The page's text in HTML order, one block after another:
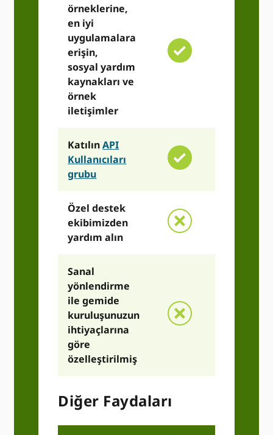
örneklerine,
en iyi
uygulamalara
erişin,
sosyal yardım
kaynakları ve
örnek
iletişimler
KatılınAPI
Kullanıcıları
grubu
Özel destek
ekibimizden
yardım alın
Sanal
yönlendirme
ile gemide
kuruluşunuzun
ihtiyaçlarına
göre
özelleştirilmiş
Diğer Faydaları